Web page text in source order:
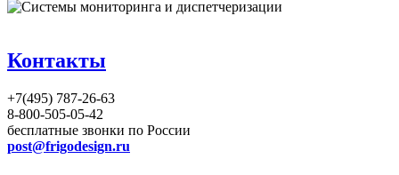
Контакты
+7(495) 787-26-63
8-800-505-05-42
бесплатные звонки по России
post@frigodesign.ru